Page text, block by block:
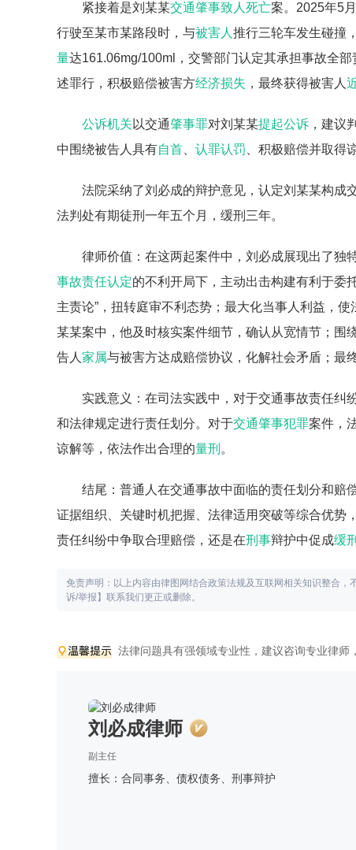
紧接着是刘某某交通肇事致人死亡案。2025年5
行驶至某市某路段时，与被害人 推行三轮车发生碰撞
量达161.06mg/100ml，交警部门认定其承担事故全
述罪行，积极赔偿被害方经济损失 ，最终获得被害人
公诉机关 以交通肇事罪对刘某某提起公诉 ，建议
中围绕被告人具有自首 认罪认罚 、积极赔偿并取得
法院采纳了刘必成的辩护意见，认定刘某某构成
法判处有期徒刑一年五个月，缓刑三年。
律师价值：在这两起案件中，刘必成展现出了独
事故责任认定的不利开局下，主动出击构建有利于委
主责论”，扭转庭审不利态势；最大化当事人利益，
某某案中，他及时核实案件细节，确认从宽情节；围
告人 家属与被害方达成赔偿协议，化解社会矛盾；最
实践意义：在司法实践中，对于交通事故责任纠
和法律规定进行责任划分。对于交通肇事犯罪案件，
谅解等，依法作出合理的量刑 。
结尾：普通人在交通事故中面临的责任划分和赔
证据组织、关键时机把握、法律适用突破等综合优势
责任纠纷中争取合理赔偿，还是在刑事辩护中促成缓
免责声明：以上内容由律图网结合政策法规及互联网相关知识整合
诉/举报】联系我们更正或删除。
法律问题具有强领域专业性，建议咨询专业律师
刘必成律师
副主任
擅长：合同事务、债权债务、刑事辩护